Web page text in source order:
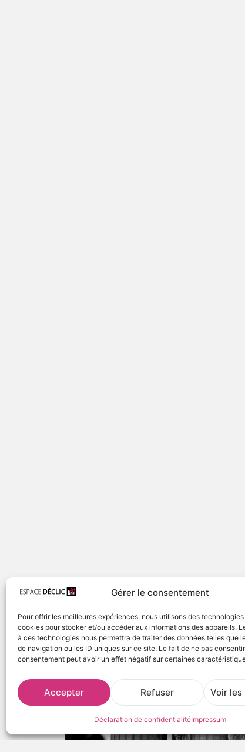
Gérer le consentement
Pour offrir les meilleures expériences, nous utilisons des
cookies pour stocker et/ou accéder aux informations des appareils.
à ces technologies nous permettra de traiter des données telles que
de navigation ou les ID uniques sur ce site. Le fait de ne pas
consentement peut avoir un effet négatif sur certaines
Accepter Refuser Voir
Déclaration de confidentialitéImpressum